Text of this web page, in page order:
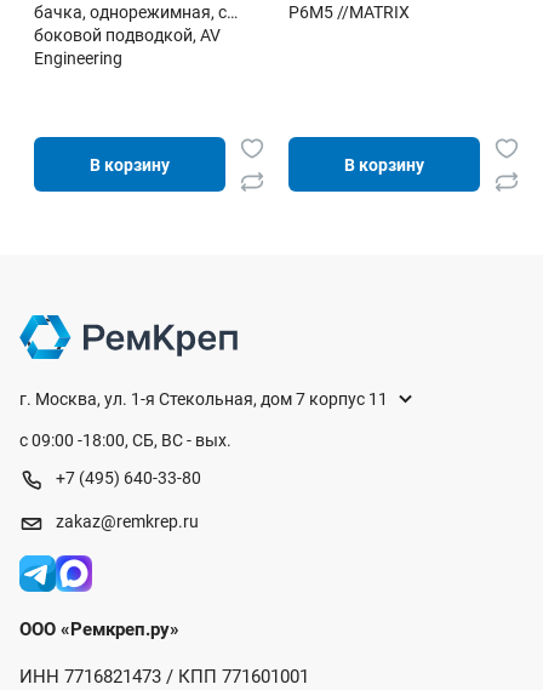
бачка, однорежимная, с
боковой подводкой, AV
Engineering
В корзину
Р6М5 //MATRIX
В корзину
г. Москва, ул. 1-я Стекольная, дом 7 корпус 11
с 09:00 -18:00, СБ, ВС - вых.
+7 (495) 640-33-80
zakaz@remkrep.ru
ООО «Ремкреп.ру»
ИНН 7716821473 / КПП 771601001